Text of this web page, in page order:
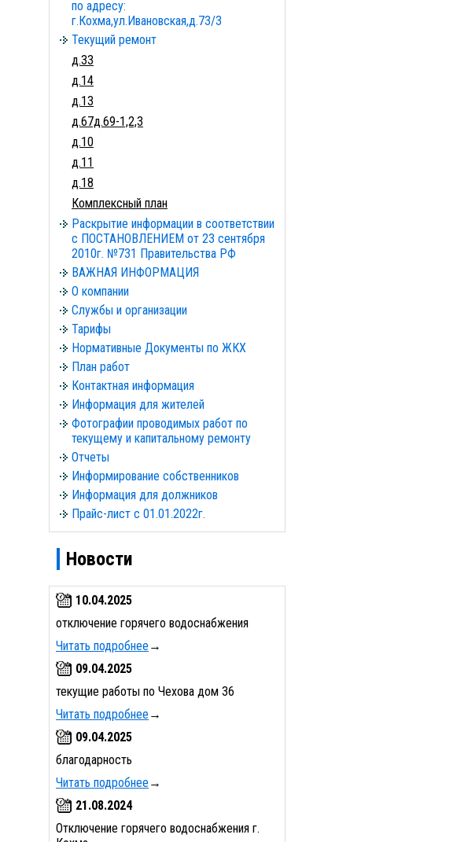
по адресу:
г.Кохма,ул.Ивановская,д.73/3
Текущий ремонт
д.33
д.14
д.13
д.67д.69-1,2,3
д.10
д.11
д.18
Комплексный план
Раскрытие информации в соответствии
с ПОСТАНОВЛЕНИЕМ от 23 сентября
2010г. №731 Правительства РФ
ВАЖНАЯ ИНФОРМАЦИЯ
О компании
Службы и организации
Тарифы
Нормативные Документы по ЖКХ
План работ
Контактная информация
Информация для жителей
Фотографии проводимых работ по
текущему и капитальному ремонту
Отчеты
Информирование собственников
Информация для должников
Прайс-лист с 01.01.2022г.
Новости
10.04.2025
отключение горячего водоснабжения
Читать подробнее →
09.04.2025
текущие работы по Чехова дом 36
Читать подробнее →
09.04.2025
благодарность
Читать подробнее →
21.08.2024
Отключение горячего водоснабжения г.